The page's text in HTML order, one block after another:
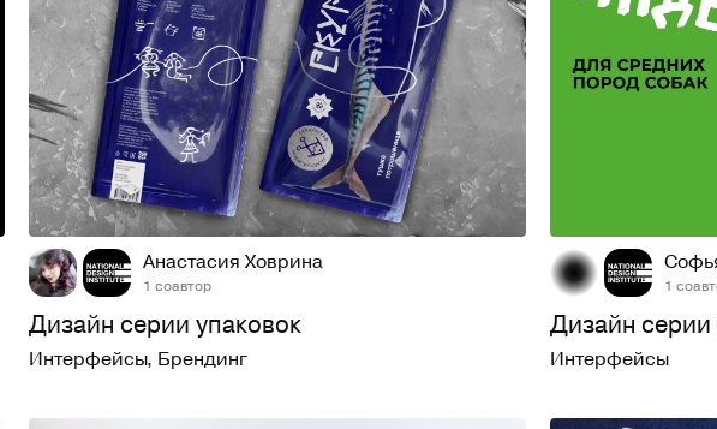
141 1,3K
Анастасия Ховрина
1 соавтор
Дизайн серии упаковок
Интерфейсы, Брендинг
1
Интерфейсы